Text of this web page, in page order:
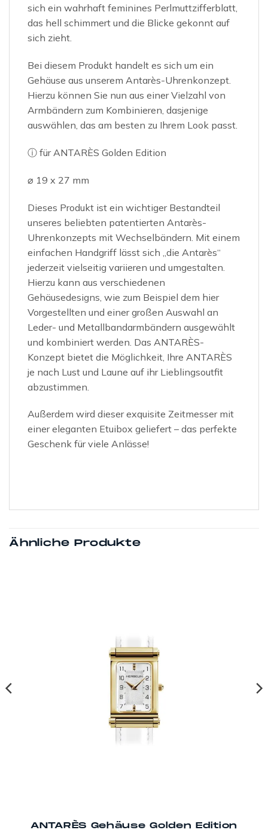
sich ein wahrhaft feminines Perlmuttzifferblatt,
das hell schimmert und die Blicke gekonnt auf
sich zieht.
Bei diesem Produkt handelt es sich um ein
Gehäuse aus unserem Antarès-Uhrenkonzept.
Hierzu können Sie nun aus einer Vielzahl von
Armbändern zum Kombinieren, dasjenige
auswählen, das am besten zu Ihrem Look passt.
ⓘ für ANTARÈS Golden Edition
⌀ 19 x 27 mm
Dieses Produkt ist ein wichtiger Bestandteil
unseres beliebten patentierten Antarès-
Uhrenkonzepts mit Wechselbändern. Mit einem
einfachen Handgriff lässt sich „die Antarès“
jederzeit vielseitig variieren und umgestalten.
Hierzu kann aus verschiedenen
Gehäusedesigns, wie zum Beispiel dem hier
Vorgestellten und einer großen Auswahl an
Leder- und Metallbandarmbändern ausgewählt
und kombiniert werden. Das ANTARÈS-
Konzept bietet die Möglichkeit, Ihre ANTARÈS
je nach Lust und Laune auf ihr Lieblingsoutfit
abzustimmen.
Außerdem wird dieser exquisite Zeitmesser mit
einer eleganten Etuibox geliefert – das perfekte
Geschenk für viele Anlässe!
Ähnliche Produkte
ANTARÈS Gehäuse Golden Edition